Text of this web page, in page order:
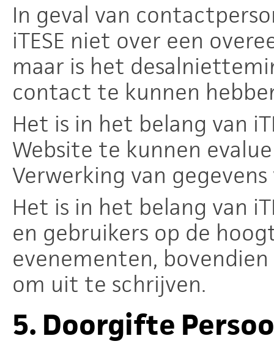
In geval van
iTESE niet over een
maar is het
contact te kunnen
Het is in het belang van
Website te kunnen
Verwerking van
Het is in het belang van
en gebruikers op de
evenementen,
om uit te schrijven.
5. Doorgifte